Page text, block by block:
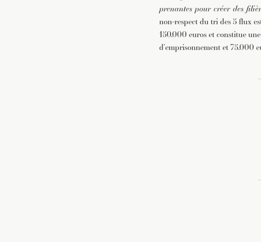
prenantes pour créer des
non-respect du tri des 5 flux
150.000 euros et constitue
d’emprisonnement et 75.000